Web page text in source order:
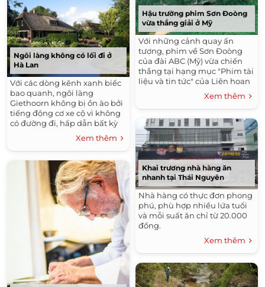
Ngôi làng không có lối đi ở
Hà Lan
Với các dòng kênh xanh biếc
bao quanh, ngôi làng
Giethoorn không bị ồn ào bởi
tiếng động cơ xe cộ vì không
có đường đi, hấp dẫn bất kỳ
du khách nào khi ghé thăm.
Xem thêm
Hậu trường phim Sơn Đoòng
vừa thắng giải ở Mỹ
Với những cảnh quay ấn
tượng, phim về Sơn Đoòng
của đài ABC (Mỹ) vừa chiến
thắng tại hạng mục "Phim tài
liệu và tin tức" của Liên hoan
phim New York City Drone
Xem thêm
Khai trương nhà hàng ăn
nhanh tại Thái Nguyên
Nhà hàng có thực đơn phong
phú, phù hợp nhiều lứa tuổi
và mỗi suất ăn chỉ từ 20.000
đồng.
Xem thêm